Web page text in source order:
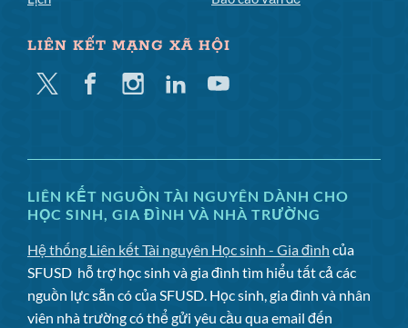
LIÊN KẾT MẠNG XÃ HỘI
Twitter FacebookInstagramLinkedinYouTube
LIÊN KẾT NGUỒN TÀI NGUYÊN DÀNH CHO
HỌC SINH, GIA ĐÌNH VÀ NHÀ TRƯỜNG
Hệ thống Liên kết Tài nguyên Học sinh - Gia đình của
SFUSD hỗ trợ học sinh và gia đình tìm hiểu tất cả các
nguồn lực sẵn có của SFUSD. Học sinh, gia đình và nhân
viên nhà trường có thể gửi yêu cầu qua email đến